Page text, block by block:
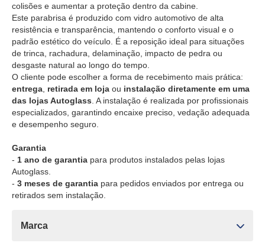
colisões e aumentar a proteção dentro da cabine.
Este parabrisa é produzido com vidro automotivo de alta
resistência e transparência, mantendo o conforto visual e o
padrão estético do veículo. É a reposição ideal para situações
de trinca, rachadura, delaminação, impacto de pedra ou
desgaste natural ao longo do tempo.
O cliente pode escolher a forma de recebimento mais prática:
entrega retirada em loja ou instalação diretamente em uma
das lojas Autoglass . A instalação é realizada por profissionais
especializados, garantindo encaixe preciso, vedação adequada
e desempenho seguro.
Garantia
- 1 ano de garantia para produtos instalados pelas lojas
Autoglass.
- 3 meses de garantia para pedidos enviados por entrega ou
retirados sem instalação.
Marca